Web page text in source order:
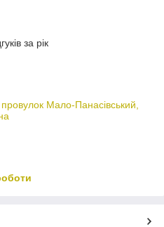
за рік
Мало-Панасівський,